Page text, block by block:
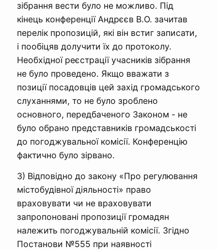
зібрання вести було не можливо. Під
кінець конференції Андрєєв В.О. зачитав
перелік пропозицій, які він встиг записати,
і пообіцяв долучити їх до протоколу.
Необхідної реєстрації учасників зібрання
не було проведено. Якщо вважати з
позиції посадовців цей захід громадського
слуханнями, то не було зроблено
основного, передбаченого Законом - не
було обрано представників громадськості
до погоджувальної комісії. Конференцію
фактично було зірвано.
3) Відповідно до закону «Про регулювання
містобудівної діяльності» право
враховувати чи не враховувати
запропоновані пропозиції громадян
належить погоджувальній комісії. Згідно
Постанови №555 при наявності